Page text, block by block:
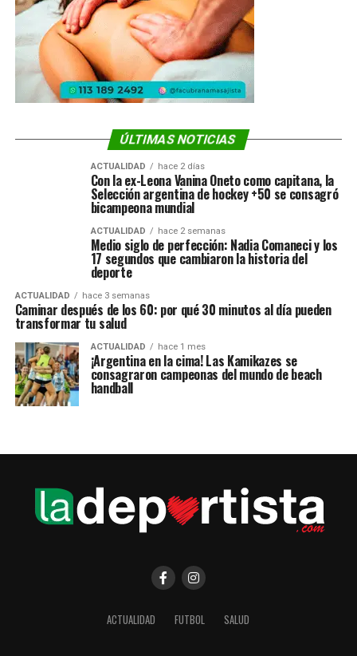
ÚLTIMAS NOTICIAS
ACTUALIDAD hace 2 días
Con la ex-Leona Vanina Oneto como capitana, la
Selección argentina de hockey +50 se consagró
bicampeona mundial
ACTUALIDAD hace 2 semanas
Medio siglo de perfección: Nadia Comaneci y los
17 segundos que cambiaron la historia del
deporte
ACTUALIDAD hace 3 semanas
Caminar después de los 60: por qué 30 minutos al día pueden
transformar tu salud
ACTUALIDAD hace 1 mes
¡Argentina en la cima! Las Kamikazes se
consagraron campeonas del mundo de beach
handball
ACTUALIDAD FUTBOL SALUD